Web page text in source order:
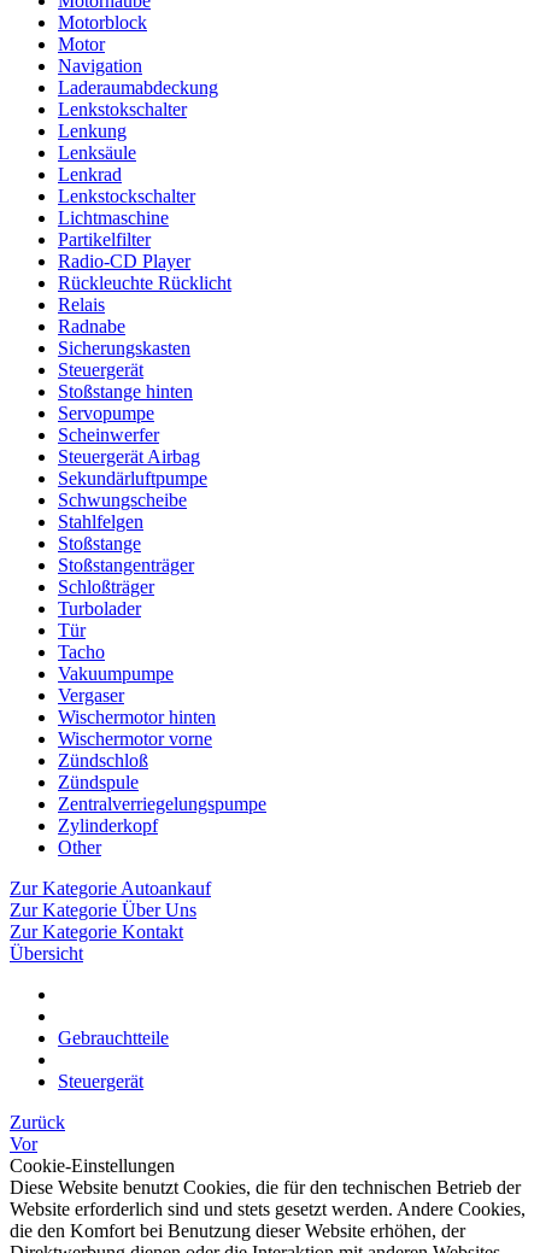
Motorblock
Motor
Navigation
Laderaumabdeckung
Lenkstokschalter
Lenkung
Lenksäule
Lenkrad
Lenkstockschalter
Lichtmaschine
Partikelfilter
Radio-CD Player
Rückleuchte Rücklicht
Relais
Radnabe
Sicherungskasten
Steuergerät
Stoßstange hinten
Servopumpe
Scheinwerfer
Steuergerät Airbag
Sekundärluftpumpe
Schwungscheibe
Stahlfelgen
Stoßstange
Stoßstangenträger
Schloßträger
Turbolader
Tür
Tacho
Vakuumpumpe
Vergaser
Wischermotor hinten
Wischermotor vorne
Zündschloß
Zündspule
Zentralverriegelungspumpe
Zylinderkopf
Other
Zur Kategorie Autoankauf
Zur Kategorie Über Uns
Zur Kategorie Kontakt
Übersicht
Gebrauchtteile
Steuergerät
Zurück
Vor
Cookie-Einstellungen
Diese Website benutzt Cookies, die für den technischen Betrieb der
Website erforderlich sind und stets gesetzt werden. Andere Cookies,
die den Komfort bei Benutzung dieser Website erhöhen, der